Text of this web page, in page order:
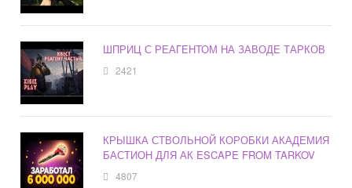
ШПРИЦ С РЕАГЕНТОМ НА ЗАВОДЕ ТАРКОВ
2421
КРЫШКА СТВОЛЬНОЙ КОРОБКИ АКАДЕМИЯ
БАСТИОН ДЛЯ АК ESCAPE FROM TARKOV
4807